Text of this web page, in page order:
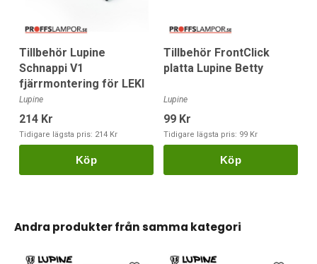
Tillbehör Lupine
Schnappi V1
fjärrmontering för LEKI
Lupine
214 Kr
Tidigare lägsta pris: 214 Kr
Köp
Tillbehör FrontClick
platta Lupine Betty
Lupine
99 Kr
Tidigare lägsta pris: 99 Kr
Köp
Andra produkter från samma kategori